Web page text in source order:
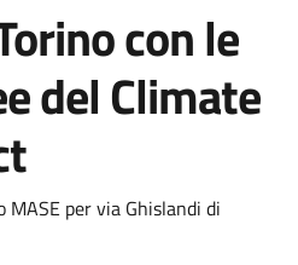
con le
del Climate
per via Ghislandi di